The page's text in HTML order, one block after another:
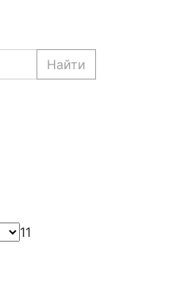
Найти
11